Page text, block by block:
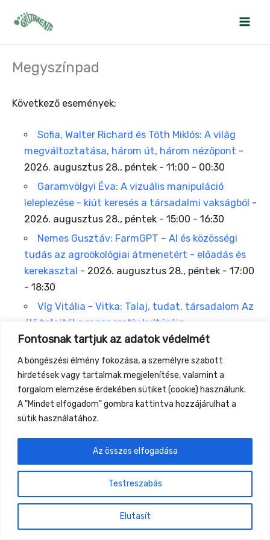
Fontosnak tartjuk az adatok védelmét
A böngészési élmény fokozása, a személyre szabott
hirdetések vagy tartalmak megjelenítése, valamint a
forgalom elemzése érdekében sütiket (cookie) használunk.
A "Mindet elfogadom" gombra kattintva hozzájárulhat a
sütik használatához.
Testreszabás
Elutasít
Az összes elfogadása
Megyszínpad
Következő események:
Sofia, Walter Richard és Tóth Miklós: A világ
megváltoztatása, három út, három nézőpont -
2026. augusztus 28., péntek - 11:00 - 00:30
Garamvölgyi Éva: A vizuális manipuláció
leleplezése - kiút keresés a társadalmi vakságból -
2026. augusztus 28., péntek - 15:00 - 16:30
Nemes Gusztáv: FarmGPT – AI és közösségi
tudás az agroökológiai átmenetért - előadás és
kerekasztal - 2026. augusztus 28., péntek - 17:00
- 18:30
Víg Vitália - Vitka: Talaj, tudat, társadalom Az
élő talajtól a regeneratív kultúráig -
Panelbeszélgetés- 2026. augusztus 30.,
vasárnap - 11:00 - 12:30
←Previous Location
Gyüttment Találkozó, 2026. augusztus 27-30.,
Csobánkapuszta